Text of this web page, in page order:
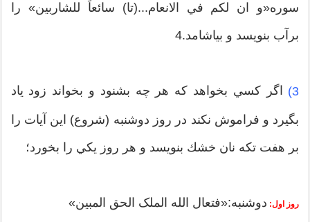
سوره«و ان لكم في الانعام...(تا) سائعاً للشاربين» را
برآب بنويسد و بياشامد.4
3) اگر كسي بخواهد كه هر چه بشنود و بخواند زود ياد
بگيرد و فراموش نكند در روز دوشنبه (شروع) اين آيات را
بر هفت تكه نان خشك بنويسد و هر روز يكي را بخورد؛
روز اول: دوشنبه:«فتعال الله الملک الحق المبين»